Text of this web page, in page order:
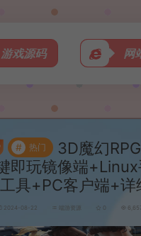
游戏源码 网
# 热门
3D魔幻
即玩镜像端
具+PC客户端+详
2024-08-22 端游资源 0